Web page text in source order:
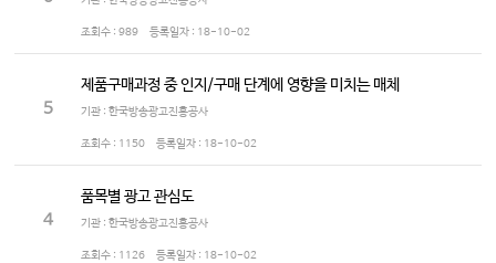
조회수 : 989 등록일자 : 18-10-02
5
제품구매과정 중 인지/구매 단계에 영향을 미치는 매체
기관 : 한국방송광고진흥공사
조회수 : 1150 등록일자 : 18-10-02
4
품목별 광고 관심도
기관 : 한국방송광고진흥공사
조회수 : 1126 등록일자 : 18-10-02